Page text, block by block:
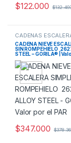
$122.000 $
CADENAS
CADENA NIEVE
SIN ROMPEHIELO
STEEL – GORILA® |
$347.000 $